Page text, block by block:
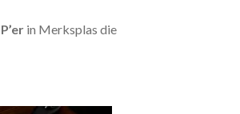
in Merksplas die